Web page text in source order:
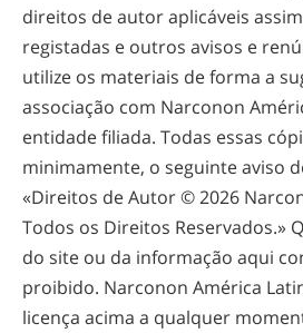
direitos de autor aplicáveis
registadas e outros avisos e
utilize os materiais de forma a
associação com Narconon
entidade filiada. Todas essas
minimamente, o seguinte aviso
«Direitos de Autor © 2026
Todos os Direitos Reservados.»
do site ou da informação aqui
proibido. Narconon América
licença acima a qualquer